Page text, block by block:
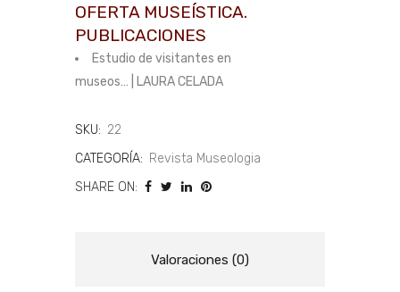
OFERTA MUSEÍSTICA.
PUBLICACIONES
Estudio de visitantes en
museos… | LAURA CELADA
SKU: 22
CATEGORÍA: Revista Museologia
SHARE ON:
Valoraciones (0)